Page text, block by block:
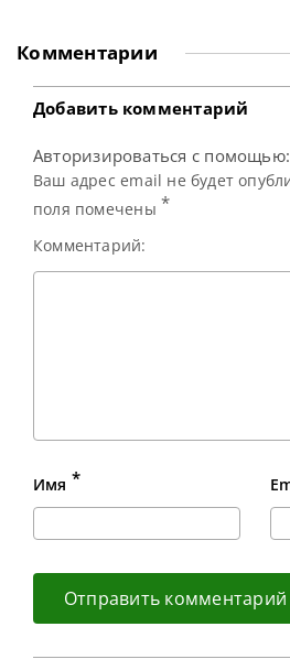
отделяют оставшихся четверых
покорения Берлина. В
публики будет приковано к
Комментарии
Добавить комментарий
Авторизироваться с помощью:
Ваш адрес email не будет
поля помечены *
Комментарий:
Имя *